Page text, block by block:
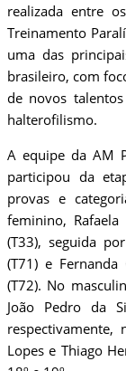
realizada entre
Treinamento
uma das
brasileiro, com
de novos
halterofilismo.
A equipe da AM
participou da
provas e
feminino,
(T33), seguida
(T71) e
(T72). No
João Pedro da
respectivamente,
Lopes e Thiago